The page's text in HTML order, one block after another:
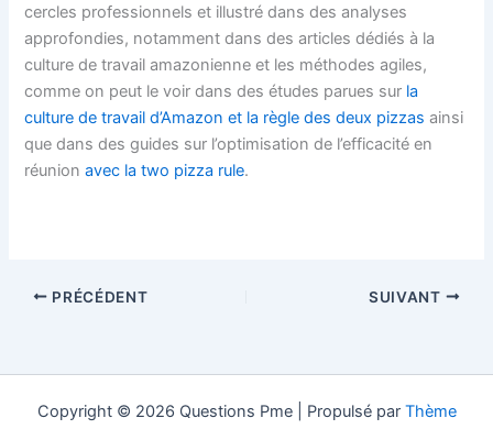
cercles professionnels et illustré dans des analyses
approfondies, notamment dans des articles dédiés à la
culture de travail amazonienne et les méthodes agiles,
comme on peut le voir dans des études parues sur la
culture de travail d’Amazon et la règle des deux pizzas ainsi
que dans des guides sur l’optimisation de l’efficacité en
réunionavec la two pizza rule.
PRÉCÉDENT SUIVANT
Copyright © 2026 Questions Pme | Propulsé par Thème